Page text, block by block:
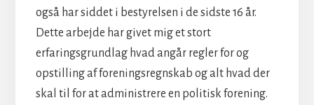
også har siddet i bestyrelsen i de sidste 16 år.
Dette arbejde har givet mig et stort
erfaringsgrundlag hvad angår regler for og
opstilling af foreningsregnskab og alt hvad der
skal til for at administrere en politisk forening.